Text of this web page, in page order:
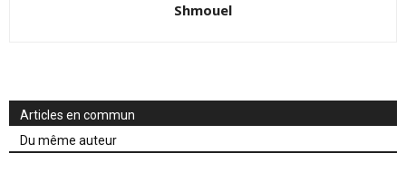
Shmouel
Articles en commun
Du même auteur